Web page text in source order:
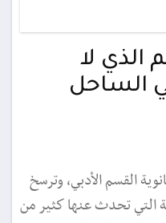
الذي لا
الساحل
القسم الأدبي، وترسخ
التي تحدث عنها كثير من